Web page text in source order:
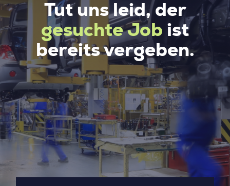
Tut uns leid, der
gesuchte Job ist
bereits vergeben.